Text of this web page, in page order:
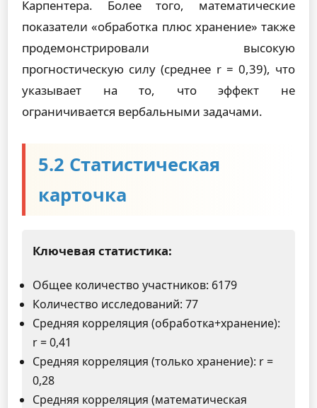
Карпентера. Более того, математические
показатели «обработка плюс хранение» также
продемонстрировали высокую
прогностическую силу (среднее r = 0,39), что
указывает на то, что эффект не
ограничивается вербальными задачами.
5.2 Статистическая
карточка
Ключевая статистика:
Общее количество участников: 6179
Количество исследований: 77
Средняя корреляция (обработка+хранение):
r = 0,41
Средняя корреляция (только хранение): r =
0,28
Средняя корреляция (математическая